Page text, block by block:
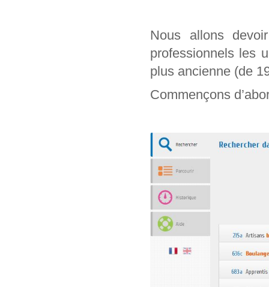
Nous allons
professionnels les
plus ancienne (de
Commençons